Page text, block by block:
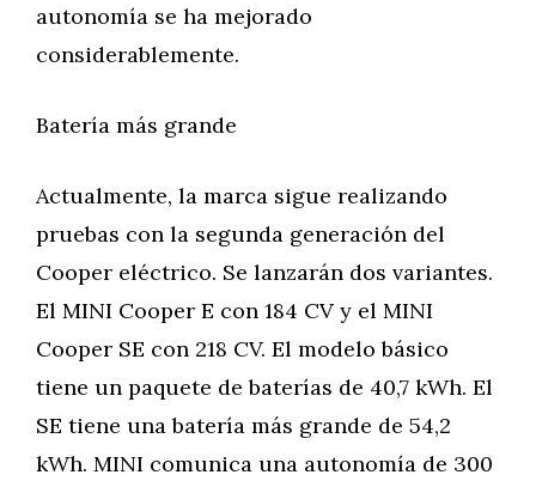
autonomía se ha mejorado
considerablemente.
Batería más grande
Actualmente, la marca sigue realizando
pruebas con la segunda generación del
Cooper eléctrico. Se lanzarán dos variantes.
El MINI Cooper E con 184 CV y el MINI
Cooper SE con 218 CV. El modelo básico
tiene un paquete de baterías de 40,7 kWh. El
SE tiene una batería más grande de 54,2
kWh. MINI comunica una autonomía de 300